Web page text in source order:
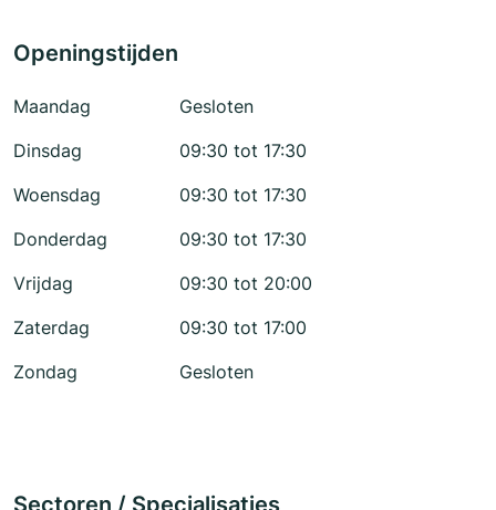
Openingstijden
Maandag
Gesloten
Dinsdag
09:30 tot 17:30
Woensdag
09:30 tot 17:30
Donderdag
09:30 tot 17:30
Vrijdag
09:30 tot 20:00
Zaterdag
09:30 tot 17:00
Zondag
Gesloten
Sectoren / Specialisaties